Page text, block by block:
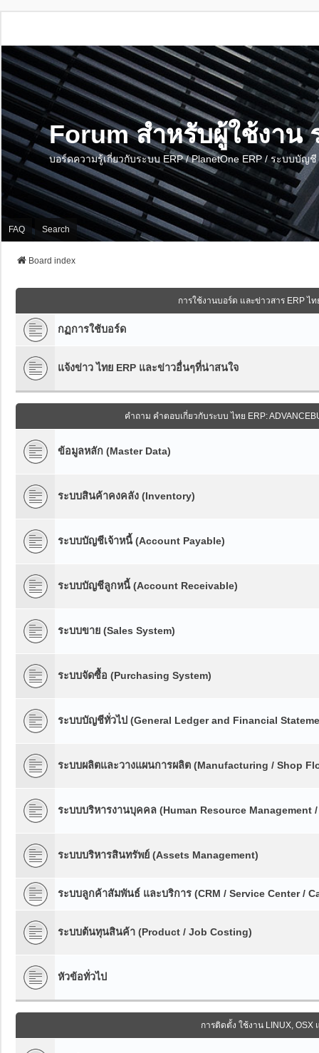
Forum สำหรับผู้ใช้งาน
บอร์ดความรู้เกี่ยวกับระบบ ERP / PlanetOne ERP / ระบบบัญ
FAQ Search
Board index
การใช้งานบอร์ด และข่าวสาร ERP ไ
กฏการใช้บอร์ด
แจ้งข่าว ไทย ERP และข่าวอื่นๆที่น่าสนใจ
คำถาม คำตอบเกี่ยวกับระบบ ไทย ERP:
ข้อมูลหลัก (Master Data)
ระบบสินค้าคงคลัง (Inventory)
ระบบบัญชีเจ้าหนี้ (Account Payable)
ระบบบัญชีลูกหนี้ (Account Receivable)
ระบบขาย (Sales System)
ระบบจัดซื้อ (Purchasing System)
ระบบบัญชีทั่วไป (General Ledger and Financial
ระบบผลิตและวางแผนการผลิต (Manufacturing / Shop
ระบบบริหารงานบุคคล (Human Resource Management /
ระบบบริหารสินทรัพย์ (Assets Management)
ระบบลูกค้าสัมพันธ์ และบริการ (CRM / Service Center /
ระบบต้นทุนสินค้า (Product / Job Costing)
หัวข้อทั่วไป
การติดตั้ง ใช้งาน LINUX, OSX